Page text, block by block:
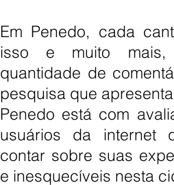
Em Penedo, cada
isso e muito mais,
quantidade de
pesquisa que
Penedo está com
usuários da internet
contar sobre suas
e inesquecíveis nesta